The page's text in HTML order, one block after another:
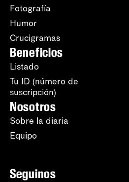
Fotografía
Humor
Crucigramas
Beneficios
Listado
Tu ID (número de
suscripción)
Nosotros
Sobre la diaria
Equipo
Seguinos